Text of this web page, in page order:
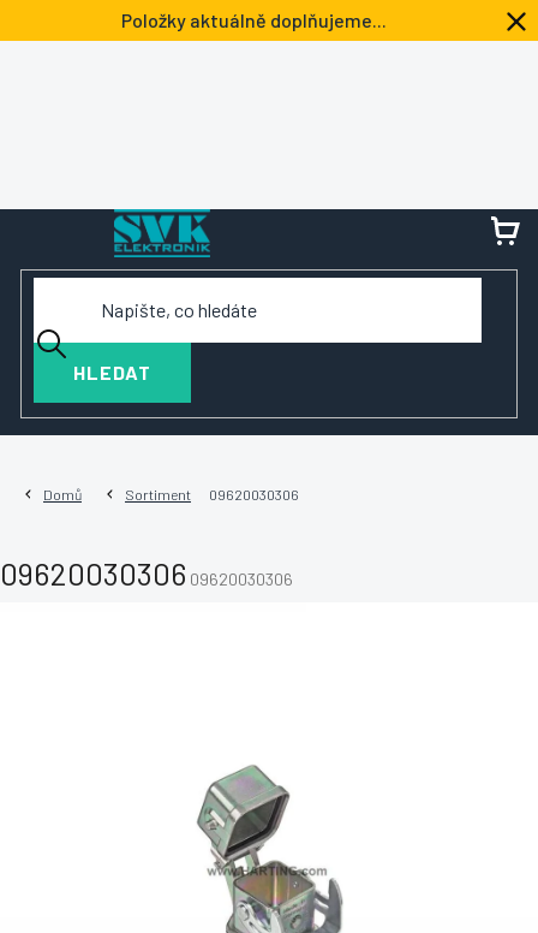
na
Položky aktuálně doplňujeme...
HLEDAT
Domů Sortiment 09620030306
09620030306 09620030306